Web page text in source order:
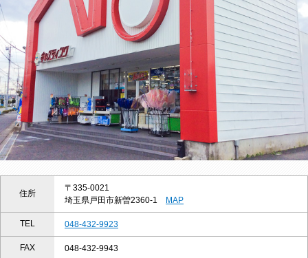
住所
〒335-0021
埼玉県戸田市新曽2360-1
MAP
TEL 048-432-9923
FAX 048-432-9943